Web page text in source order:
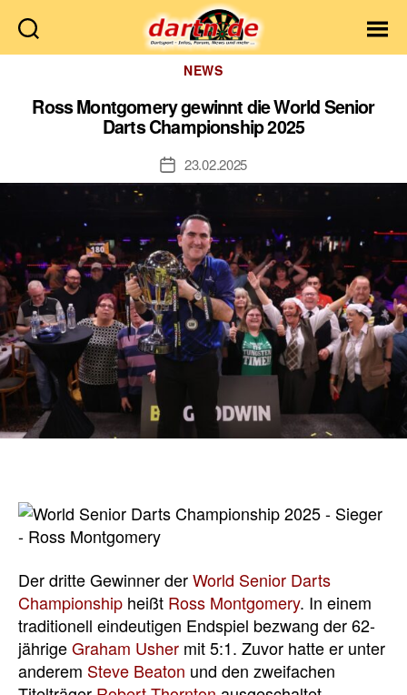
Dartn.de
Kategorien
NEWS
Ross Montgomery gewinnt die World Senior
Darts Championship 2025
Veröffentlichungsdatum
23.02.2025
Der dritte Gewinner derWorld Senior Darts
Championship heißt Ross Montgomery. In einem
traditionell eindeutigen Endspiel bezwang der 62-
jährigeGraham Usher mit 5:1. Zuvor hatte er unter
anderem Steve Beaton und den zweifachen